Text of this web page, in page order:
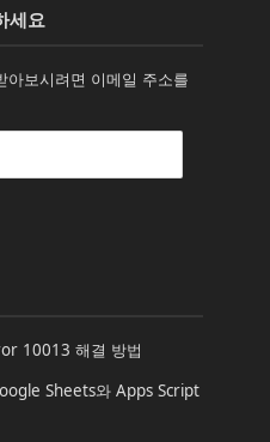
세요
보시려면 이메일 주소를
10013 해결 방법
Sheets와 Apps Script